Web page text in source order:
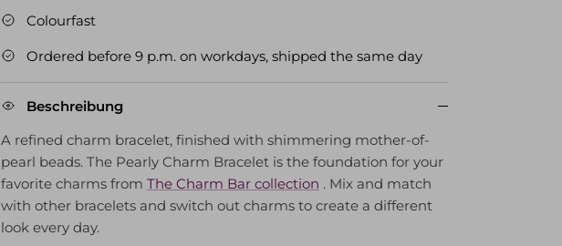
Colourfast
Ordered before 9 p.m. on workdays, shipped the same day
Beschreibung
A refined charm bracelet, finished with shimmering mother-of-
pearl beads. The Pearly Charm Bracelet is the foundation for your
favorite charms from The Charm Bar collection . Mix and match
with other bracelets and switch out charms to create a different
look every day.